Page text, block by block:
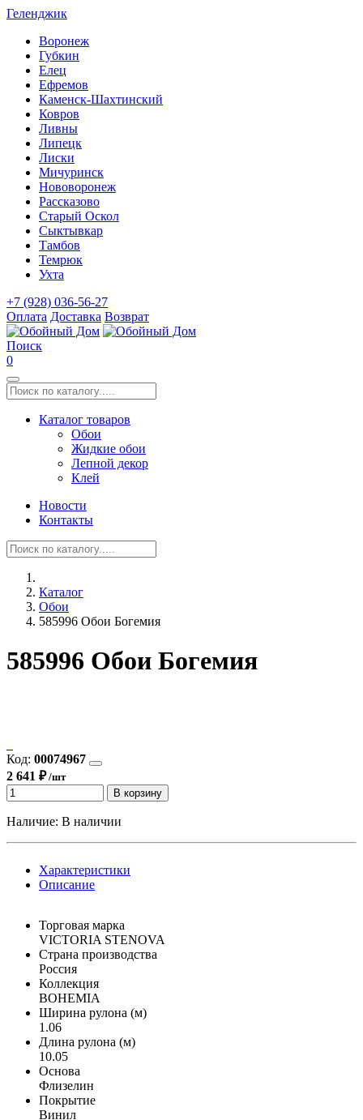
Геленджик
Воронеж
Губкин
Елец
Ефремов
Каменск-Шахтинский
Ковров
Ливны
Липецк
Лиски
Мичуринск
Нововоронеж
Рассказово
Старый Оскол
Сыктывкар
Тамбов
Темрюк
Ухта
+7 (928) 036-56-27
Оплата Доставка Возврат
Поиск
0
Каталог товаров
Обои
Жидкие обои
Лепной декор
Клей
Новости
Контакты
Каталог
Обои
585996 Обои Богемия
585996 Обои Богемия
Код: 00074967
2 641 ₽/шт
В корзину
Наличие: В наличии
Характеристики
Описание
Торговая марка
VICTORIA STENOVA
Страна производства
Россия
Коллекция
BOHEMIA
Ширина рулона (м)
1.06
Длина рулона (м)
10.05
Основа
Флизелин
Покрытие
Винил